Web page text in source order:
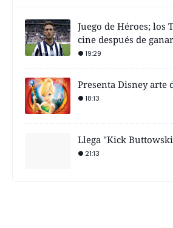
Juego de Héroes; los
cine después de
19:29
Presenta Disney arte
18:13
Llega "Kick
21:13